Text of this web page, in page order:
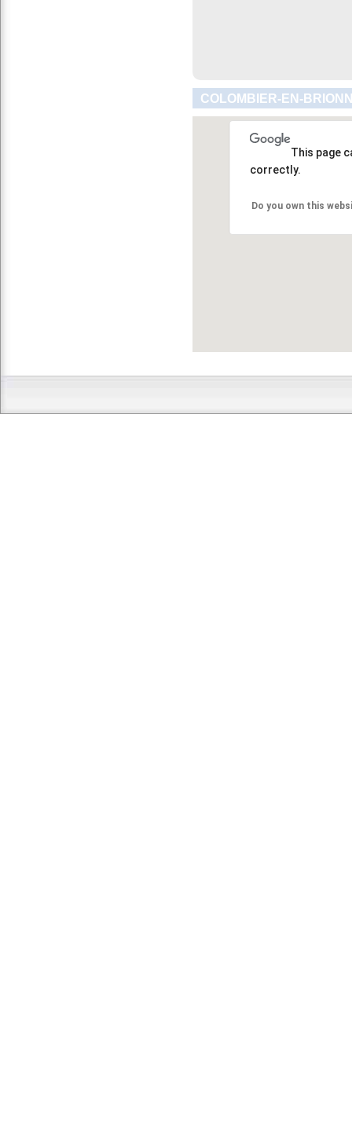
COLOMBIER-EN-
This page
correctly.
Do you own this